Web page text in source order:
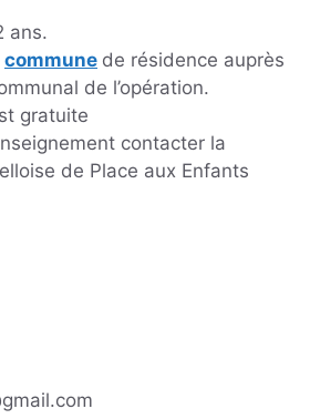
ans.
commune de résidence auprès
de l’opération.
gratuite
contacter la
de Place aux Enfants